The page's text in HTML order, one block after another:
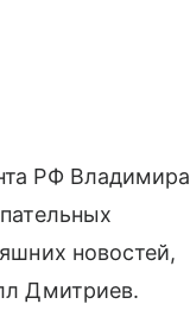
РФ Владимира
новостей,
Дмитриев.